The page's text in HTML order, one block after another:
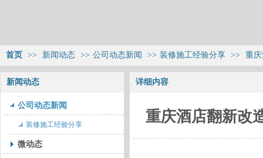
首页 >> 新闻动态 >> 公司动态新闻 >> 装修施工经验分享 >> 重
新闻动态
公司动态新闻
装修施工经验分享
微动态
详细内容
重庆酒店翻新改